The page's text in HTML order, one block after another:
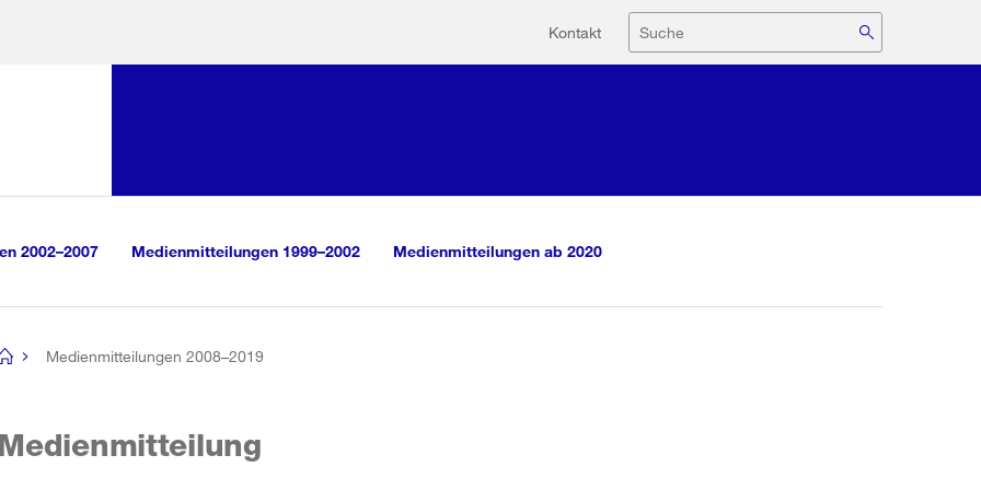
Hilfsnavigation
Kontakt Suche
2002–2007 Medienmitteilungen 1999–2002 Medienmitteilungen ab 2020
Medienmitteilungen 2008–2019